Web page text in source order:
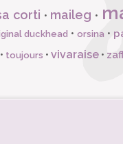
corti • maileg •
duckhead • orsina •
• toujours • vivaraise •